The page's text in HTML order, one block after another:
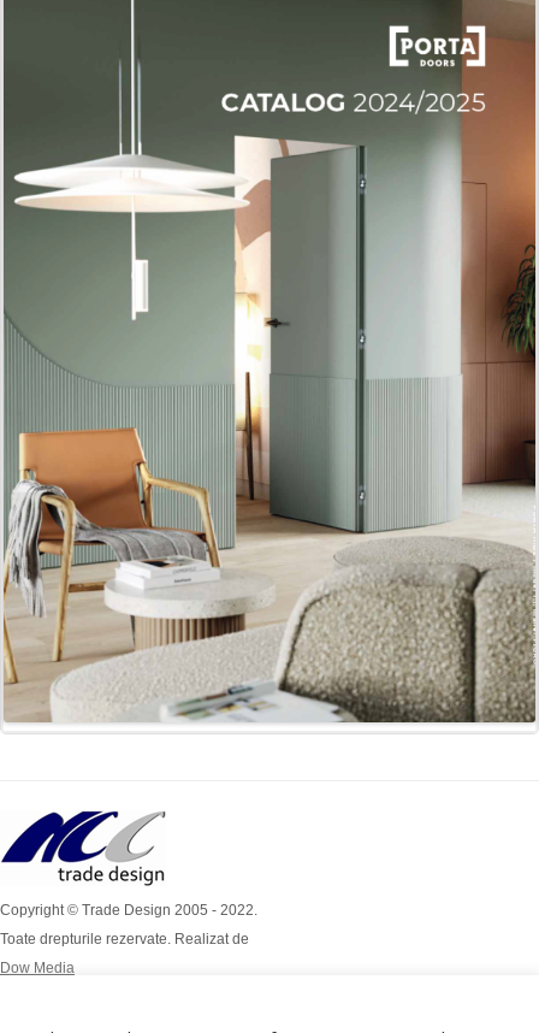
Copyright © Trade Design 2005 - 2022.
Toate drepturile rezervate. Realizat de
Dow Media